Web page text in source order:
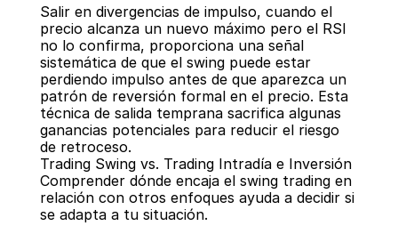
Salir en divergencias de impulso, cuando el
precio alcanza un nuevo máximo pero el RSI
no lo confirma, proporciona una señal
sistemática de que el swing puede estar
perdiendo impulso antes de que aparezca un
patrón de reversión formal en el precio. Esta
técnica de salida temprana sacrifica algunas
ganancias potenciales para reducir el riesgo
de retroceso.
Trading Swing vs. Trading Intradía e Inversión
Comprender dónde encaja el swing trading en
relación con otros enfoques ayuda a decidir si
se adapta a tu situación.